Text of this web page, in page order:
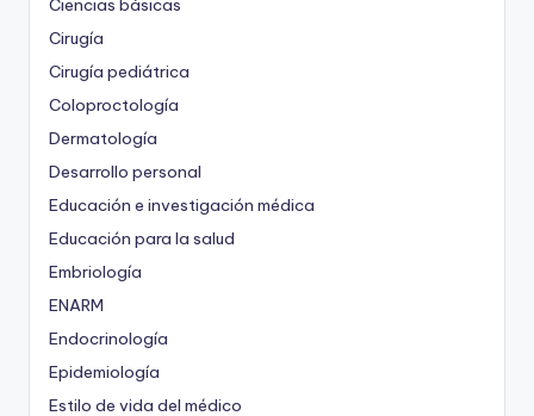
Ciencias básicas
Cirugía
Cirugía pediátrica
Coloproctología
Dermatología
Desarrollo personal
Educación e investigación médica
Educación para la salud
Embriología
ENARM
Endocrinología
Epidemiología
Estilo de vida del médico